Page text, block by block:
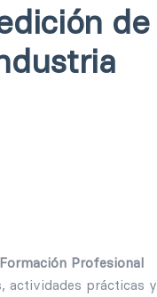
de
Formación Profesional
actividades prácticas y